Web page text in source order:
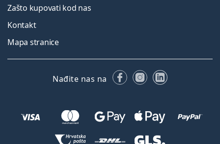
Zašto kupovati kod nas
Kontakt
Mapa stranice
Nađite nas na FacebookuInstagramu
LinkedIn